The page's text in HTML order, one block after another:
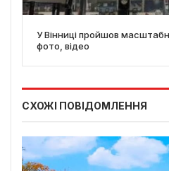
У Вінниці пройшов
фото, відео
СХОЖІ ПОВІДОМЛЕННЯ